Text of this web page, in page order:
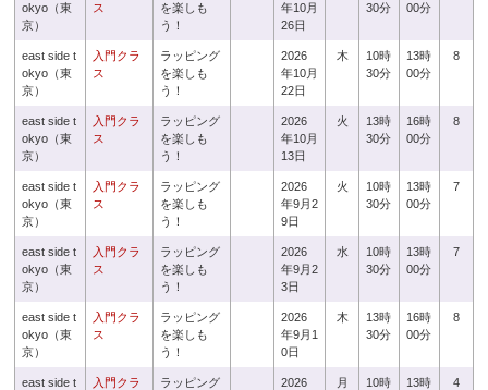
okyo（東
京）
ス
を楽しも
う！
年10月
26日
30分
00分
east side t
okyo（東
京）
入門クラ
ス
ラッピング
を楽しも
う！
2026
年10月
22日
木
10時
30分
13時
00分
8
east side t
okyo（東
京）
入門クラ
ス
ラッピング
を楽しも
う！
2026
年10月
13日
火
13時
30分
16時
00分
8
east side t
okyo（東
京）
入門クラ
ス
ラッピング
を楽しも
う！
2026
年9月2
9日
火
10時
30分
13時
00分
7
east side t
okyo（東
京）
入門クラ
ス
ラッピング
を楽しも
う！
2026
年9月2
3日
水
10時
30分
13時
00分
7
east side t
okyo（東
京）
入門クラ
ス
ラッピング
を楽しも
う！
2026
年9月1
0日
木
13時
30分
16時
00分
8
east side t
入門クラ
ラッピング
2026
月
10時
13時
4